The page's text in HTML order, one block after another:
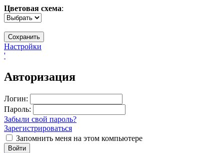
Цветовая схема:
Настройки
'
Авторизация
Логин:
Пароль:
Забыли свой пароль?
Зарегистрироваться
Запомнить меня на этом компьютере
Войти